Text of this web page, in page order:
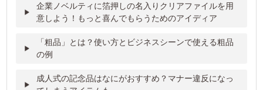
企業ノベルティに箔押しの名入りクリアファイルを用
意しよう！もっと喜んでもらうためのアイディア
「粗品」とは？使い方とビジネスシーンで使える粗品
の例
成人式の記念品はなにがおすすめ？マナー違反になっ